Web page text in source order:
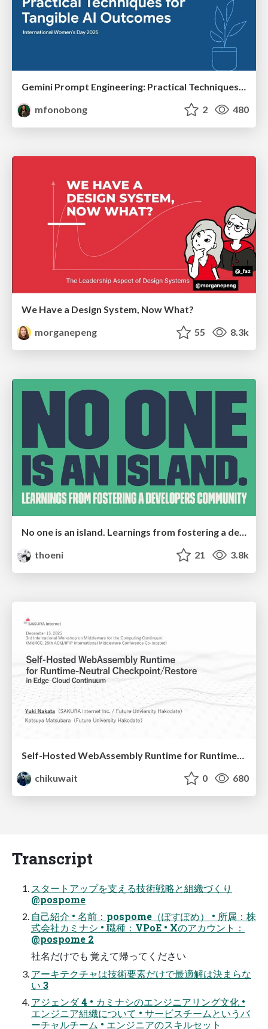
mfonobong
2 480
We Have a Design System, Now What?
morganepeng
55 8.3k
No one is an island. Learnings from fostering a developers community.
thoeni
21 3.8k
chikuwait
0 680
Transcript
スタートアップを支える技術戦略と組織づくり
@pospome
自己紹介 • 名前：pospome（ぽすぽめ） • 所属：株
式会社カミナシ • 職種：VPoE • Xのアカウント：
@pospome 2
社名だけでも 覚えて帰ってください
アーキテクチャは技術要素だけで最適解は決まらな
い 3
アジェンダ 4 • カミナシのエンジニアリング文化 •
エンジニア組織について • サービスチームというバ
ーチャルチーム • エンジニアのスキルセット